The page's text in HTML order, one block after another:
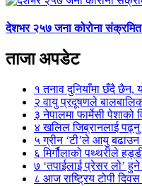
देशभर २५७ जना कोरोना
ताजा अपडेट
१ तनाव दुनियाँमा छँदै छैन,
२ वायु प्रदूषणले
३ नेपालमा फार्मेसी
४ खलिल जिब्रानलाई पढ्नु
५ग्रीन ‘टी’ले आयु
६ मिर्गौलाको पथ्थरीले
७ ‘तपाईलाई प्रेसर लो’
८ आज राष्ट्रिय टोपी दिवस